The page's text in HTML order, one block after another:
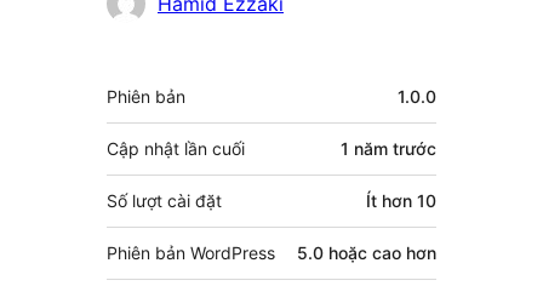
góp
Meta
Phiên bản 1.0.0
Cập nhật lần cuối 1 năm trước
Số lượt cài đặt Ít hơn 10
Phiên bản WordPress 5.0 hoặc cao hơn